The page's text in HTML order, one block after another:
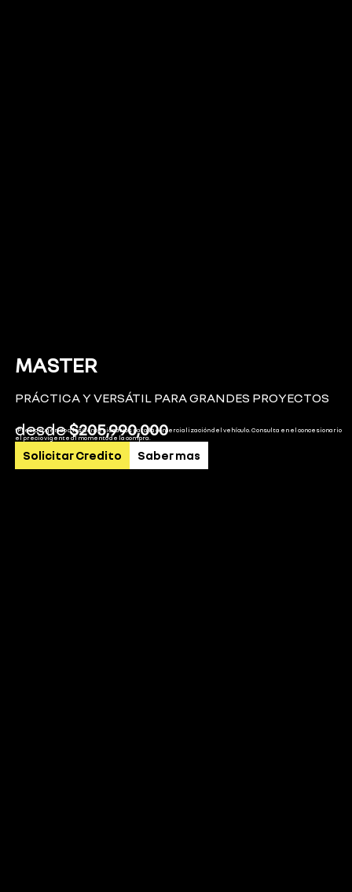
MASTER
PRÁCTICA Y VERSÁTIL PARA GRANDES PROYECTOS
desde$205,990,000
*Precio sugerido a los Concesionarios para la comercialización del vehículo. Consulta en el concesionario
el precio vigente al momento de la compra.
Solicitar Credito Saber mas